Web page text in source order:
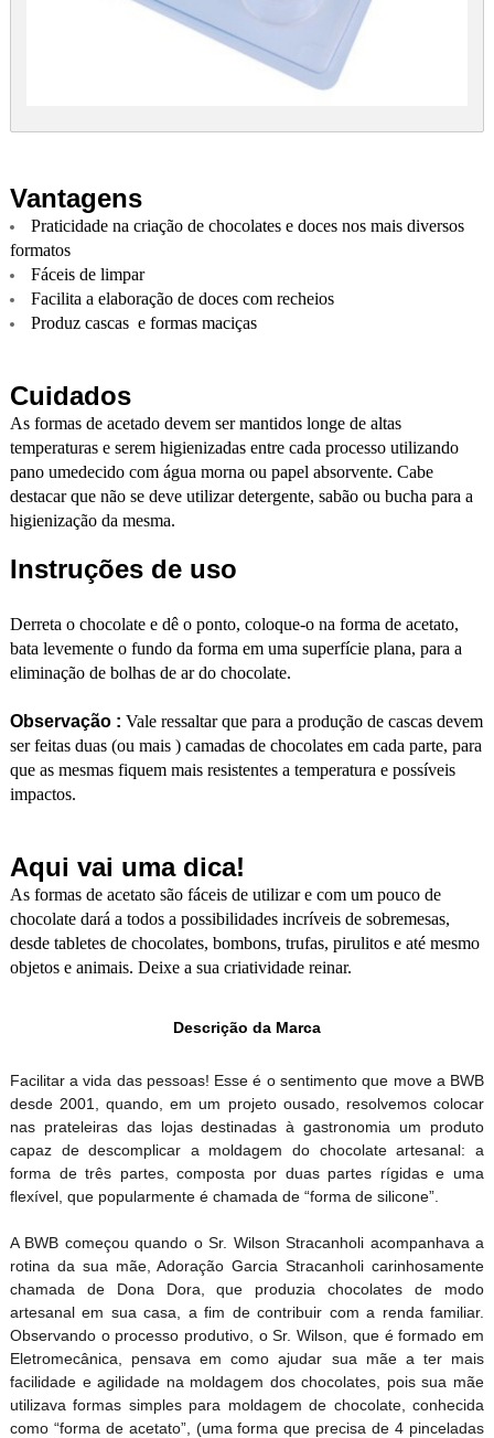
Vantagens
Praticidade na criação de chocolates e doces nos mais diversos
formatos
Fáceis de limpar
Facilita a elaboração de doces com recheios
Produz cascas e formas maciças
Cuidados
As formas de acetado devem ser mantidos longe de altas
temperaturas e serem higienizadas entre cada processo utilizando
pano umedecido com água morna ou papel absorvente. Cabe
destacar que não se deve utilizar detergente, sabão ou bucha para a
higienização da mesma.
Instruções de uso
Derreta o chocolate e dê o ponto, coloque-o na forma de acetato,
bata levemente o fundo da forma em uma superfície plana, para a
eliminação de bolhas de ar do chocolate.
Observação : Vale ressaltar que para a produção de cascas devem
ser feitas duas (ou mais ) camadas de chocolates em cada parte, para
que as mesmas fiquem mais resistentes a temperatura e possíveis
impactos.
Aqui vai uma dica!
As formas de acetato são fáceis de utilizar e com um pouco de
chocolate dará a todos a possibilidades incríveis de sobremesas,
desde tabletes de chocolates, bombons, trufas, pirulitos e até mesmo
objetos e animais. Deixe a sua criatividade reinar.
Descrição da Marca
Facilitar a vida das pessoas! Esse é o sentimento que move a BWB
desde 2001, quando, em um projeto ousado, resolvemos colocar
nas prateleiras das lojas destinadas à gastronomia um produto
capaz de descomplicar a moldagem do chocolate artesanal: a
forma de três partes, composta por duas partes rígidas e uma
flexível, que popularmente é chamada de “forma de silicone”.
A BWB começou quando o Sr. Wilson Stracanholi acompanhava a
rotina da sua mãe, Adoração Garcia Stracanholi carinhosamente
chamada de Dona Dora, que produzia chocolates de modo
artesanal em sua casa, a fim de contribuir com a renda familiar.
Observando o processo produtivo, o Sr. Wilson, que é formado em
Eletromecânica, pensava em como ajudar sua mãe a ter mais
facilidade e agilidade na moldagem dos chocolates, pois sua mãe
utilizava formas simples para moldagem de chocolate, conhecida
como “forma de acetato”, (uma forma que precisa de 4 pinceladas